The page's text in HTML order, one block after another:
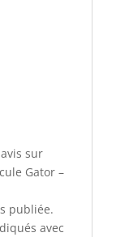
sur
Gator –
publiée.
avec